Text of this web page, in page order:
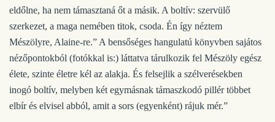
eldőlne, ha nem támasztaná őt a másik. A boltív: szervülő
szerkezet, a maga nemében titok, csoda. Én így néztem
Mészölyre, Alaine-re.” A bensőséges hangulatú könyvben sajátos
nézőpontokból (fotókkal is:) láttatva tárulkozik fel Mészöly egész
élete, szinte életre kél az alakja. És felsejlik a szélverésekben
inogó boltív, melyben két egymásnak támaszkodó pillér többet
elbír és elvisel abból, amit a sors (egyenként) rájuk mér.”